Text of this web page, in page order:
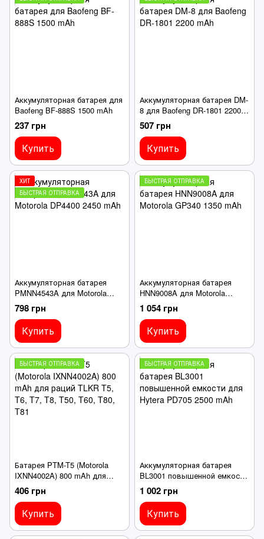
Аккумуляторная батарея для
Baofeng BF-888S 1500 mAh
237 грн
Купить
Аккумуляторная батарея DM-
8 для Baofeng DR-1801 2200
mAh
507 грн
Купить
ХИТ
БЫСТРАЯ ОТПРАВКА
Аккумуляторная батарея
PMNN4543A для Motorola
DP4400 2450 mAh
798 грн
Купить
БЫСТРАЯ ОТПРАВКА
Аккумуляторная батарея
HNN9008A для Motorola
GP340 1350 mAh
1 054 грн
Купить
БЫСТРАЯ ОТПРАВКА
Батарея PTM-T5 (Motorola
IXNN4002A) 800 mAh для
раций TLKR T5, T6, T7, T8,
T50, T60, T80, T81
406 грн
Купить
БЫСТРАЯ ОТПРАВКА
Аккумуляторная батарея
BL3001 повышенной емкости
для Hytera PD705 2500 mAh
1 002 грн
Купить